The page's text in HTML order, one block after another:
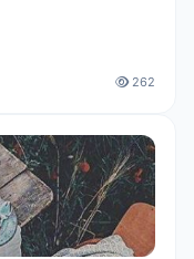
262